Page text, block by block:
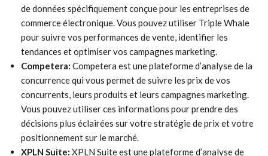
de données spécifiquement conçue pour les entreprises de
commerce électronique. Vous pouvez utiliser Triple Whale
pour suivre vos performances de vente, identifier les
tendances et optimiser vos campagnes marketing.
Competera: Competera est une plateforme d’analyse de la
concurrence qui vous permet de suivre les prix de vos
concurrents, leurs produits et leurs campagnes marketing.
Vous pouvez utiliser ces informations pour prendre des
décisions plus éclairées sur votre stratégie de prix et votre
positionnement sur le marché.
XPLN Suite: XPLN Suite est une plateforme d’analyse de